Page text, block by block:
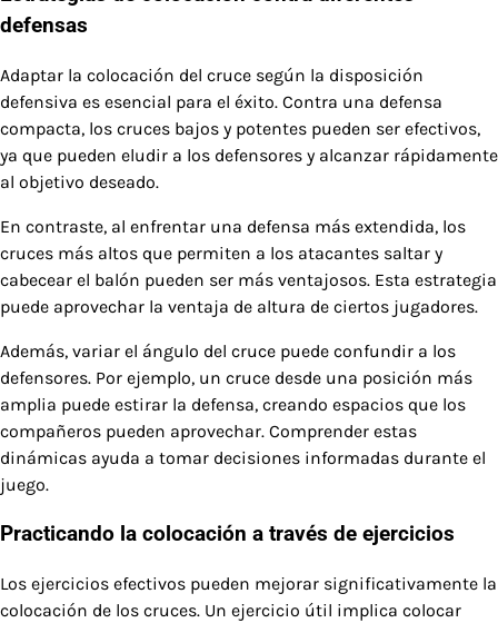
defensas
Adaptar la colocación del cruce según la disposición
defensiva es esencial para el éxito. Contra una defensa
compacta, los cruces bajos y potentes pueden ser efectivos,
ya que pueden eludir a los defensores y alcanzar rápidamente
al objetivo deseado.
En contraste, al enfrentar una defensa más extendida, los
cruces más altos que permiten a los atacantes saltar y
cabecear el balón pueden ser más ventajosos. Esta estrategia
puede aprovechar la ventaja de altura de ciertos jugadores.
Además, variar el ángulo del cruce puede confundir a los
defensores. Por ejemplo, un cruce desde una posición más
amplia puede estirar la defensa, creando espacios que los
compañeros pueden aprovechar. Comprender estas
dinámicas ayuda a tomar decisiones informadas durante el
juego.
Practicando la colocación a través de ejercicios
Los ejercicios efectivos pueden mejorar significativamente la
colocación de los cruces. Un ejercicio útil implica colocar